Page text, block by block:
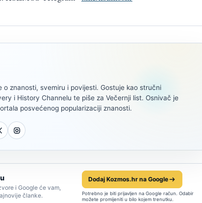
o znanosti, svemiru i povijesti. Gostuje kao stručni
i History Channelu te piše za Večernji list. Osnivač je
posvećenog popularizaciji znanosti.
i Google će vam,
članke.
Dodaj Kozmos.hr na Google
Potrebno je biti prijavljen na Google račun. Odabir
možete promijeniti u bilo kojem trenutku.